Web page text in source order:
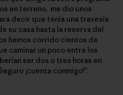
en terreno, me dio unos
decir que tenía una travesía
su casa hasta la reserva del
hemos corrido cientos de
caminar un poco entre los
ser dos o tres horas en
¡cuenta conmigo!”.